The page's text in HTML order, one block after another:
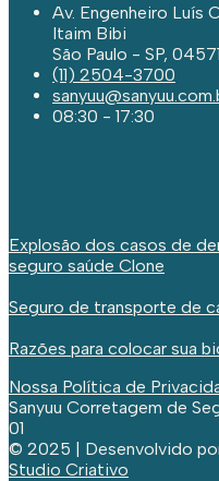
Av. Engenheiro Luís
Itaim Bibi
São Paulo - SP,
(11) 2504-3700
08:30 - 17:30
Explosão dos casos de
seguro saúde Clone
Seguro de transporte de
Razões para colocar sua
Nossa Política de
Sanyuu Corretagem de
01
© 2025 | Desenvolvido
Studio Criativo